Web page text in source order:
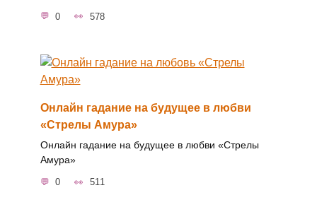
0 578
Онлайн гадание на будущее в любви
«Стрелы Амура»
Онлайн гадание на будущее в любви «Стрелы
Амура»
0 511